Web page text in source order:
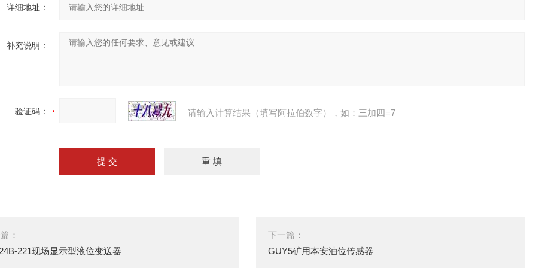
详细地址：
补充说明：
验证码： 请输入计算结果（填写阿拉伯数字），如：三加四=7
：
221现场显示型液位变送器
下一篇：
GUY5矿用本安油位传感器